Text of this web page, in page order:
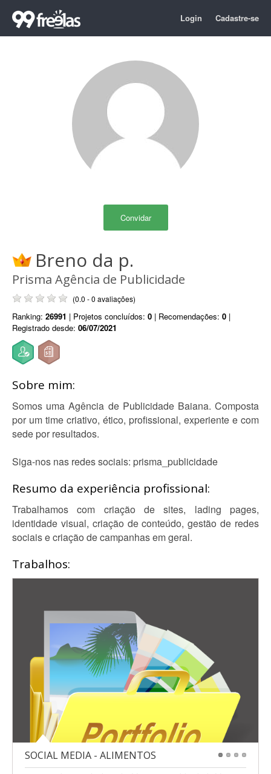
Login Cadastre-se
Convidar
Breno da p.
Prisma Agência de Publicidade
(0.0 - 0 avaliações)
Ranking: 26991 | Projetos concluídos: 0 | Recomendações: 0 |
Registrado desde: 06/07/2021
Sobre mim:
Somos uma Agência de Publicidade Baiana. Composta
por um time criativo, ético, profissional, experiente e com
sede por resultados.
Siga-nos nas redes sociais: prisma_publicidade
Resumo da experiência profissional:
Trabalhamos com criação de sites, lading pages,
identidade visual, criação de conteúdo, gestão de redes
sociais e criação de campanhas em geral.
Trabalhos:
SOCIAL MEDIA - ALIMENTOS